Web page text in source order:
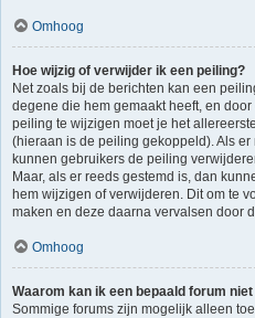
Omhoog
Hoe wijzig of verwijder ik een peiling?
Net zoals bij de berichten kan een
degene die hem gemaakt heeft, en
peiling te wijzigen moet je het
(hieraan is de peiling gekoppeld). Als
kunnen gebruikers de peiling
Maar, als er reeds gestemd is, dan
hem wijzigen of verwijderen. Dit om te
maken en deze daarna vervalsen door
Omhoog
Waarom kan ik een bepaald forum
Sommige forums zijn mogelijk alleen